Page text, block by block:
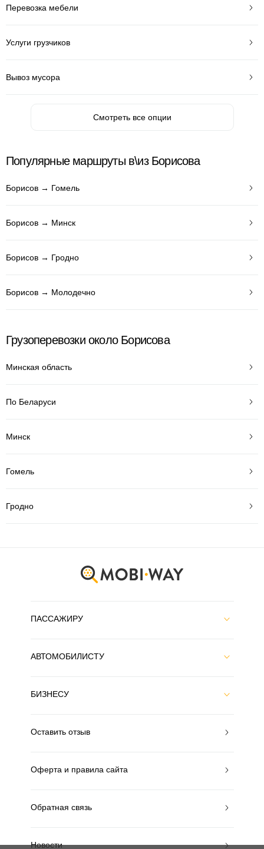
Перевозка мебели
Услуги грузчиков
Вывоз мусора
Смотреть все опции
Популярные маршруты в\из Борисова
Борисов → Гомель
Борисов → Минск
Борисов → Гродно
Борисов → Молодечно
Грузоперевозки около Борисова
Минская область
По Беларуси
Минск
Гомель
Гродно
ПАССАЖИРУ
АВТОМОБИЛИСТУ
БИЗНЕСУ
Оставить отзыв
Оферта и правила сайта
Обратная связь
Новости